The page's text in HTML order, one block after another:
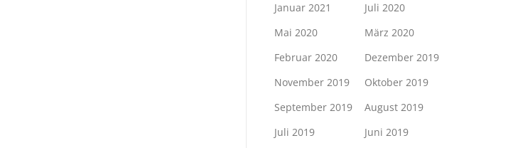
Januar 2021
Juli 2020
Mai 2020
März 2020
Februar 2020
Dezember 2019
November 2019
Oktober 2019
September 2019
August 2019
Juli 2019
Juni 2019